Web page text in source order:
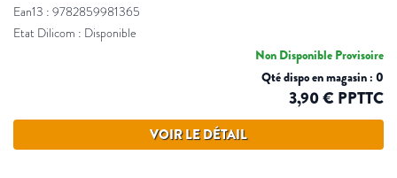
Ean13 : 9782859981365
Etat Dilicom : Disponible
Non Disponible Provisoire
Qté dispo en magasin : 0
3,90 € PPTTC
VOIR LE DÉTAIL